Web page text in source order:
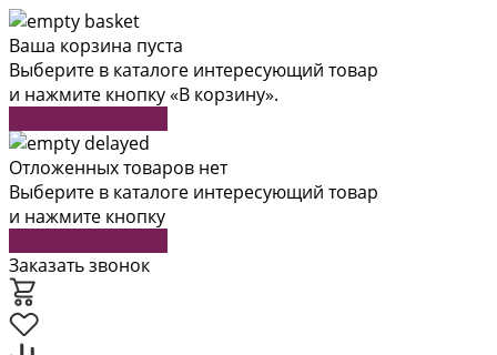
Ваша корзина пуста
Выберите в каталоге интересующий товар
и нажмите кнопку «В корзину».
Отложенных товаров нет
Выберите в каталоге интересующий товар
и нажмите кнопку
Заказать звонок